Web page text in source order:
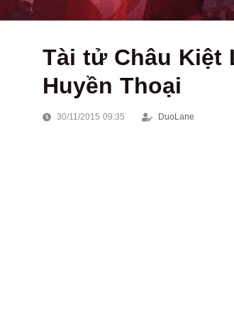
Tài tử Châu Kiệt
Huyền Thoại
30/11/2015 09:35 DuoLane